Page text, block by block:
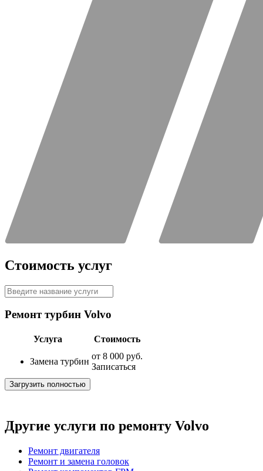
Стоимость услуг
Ремонт турбин Volvo
Услуга Стоимость
Замена турбин
от 8 000 руб.
Записаться
Загрузить полностью
Другие услуги по ремонту Volvo
Ремонт двигателя
Ремонт и замена головок